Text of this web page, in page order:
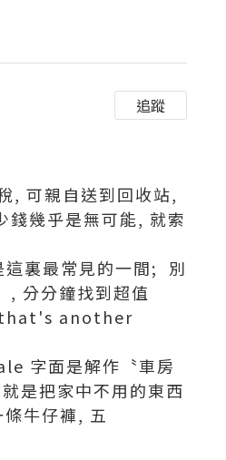
追蹤
, 可親自送到回收站,
錢幾乎是無可能, 就索
這裏最常見的一間; 別
, 分分鐘找到超值
another
字面是解作〝車房
是把家中不用的東西
牛仔褲, 五